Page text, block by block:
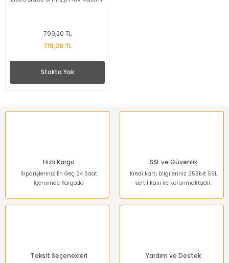
799,20 TL
719,28 TL
Stokta Yok
Hızlı Kargo
Siparişleriniz En Geç 24 Saat
İçerisinde Kargoda
SSL ve Güvenlik
Kredi kartı bilgileriniz 256bit SSL
sertifikası ile korunmaktadır.
Taksit Seçenekleri Yardım ve Destek